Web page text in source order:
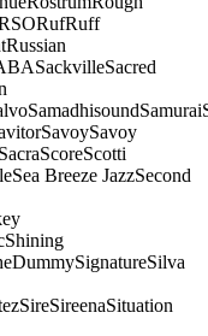
RufRuff
Russian
SackvilleSacred
SamadhisoundSamurai
SavoySavoy
ScoreScotti
Sea Breeze JazzSecond
Shining
SignatureSilva
SireSireenaSituation